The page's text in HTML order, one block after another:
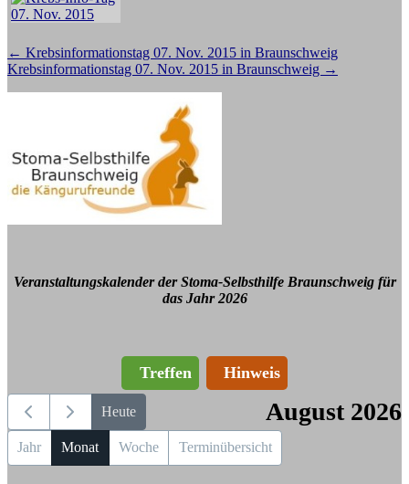
Beitragsnavigation
← Krebsinformationstag 07. Nov. 2015 in Braunschweig
Krebsinformationstag 07. Nov. 2015 in Braunschweig →
Veranstaltungskalender der Stoma-Selbsthilfe Braunschweig für
das Jahr 2026
Treffen Hinweis
Heute August 2026
Jahr Monat Woche Terminübersicht